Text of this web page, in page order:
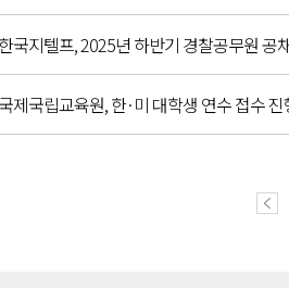
한국지텔프, 2025년 하반기 경찰공무원 공
국제국립교육원, 한·미 대학생 연수 접수 진